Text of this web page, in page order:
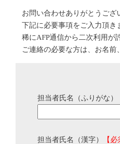
お問い合わせありがとうござ
下記に必要事項をご入力頂
稀にAFP通信から二次利用が
ご連絡の必要な方は、お名
担当者氏名（ふりがな）
担当者氏名（漢字） 【必